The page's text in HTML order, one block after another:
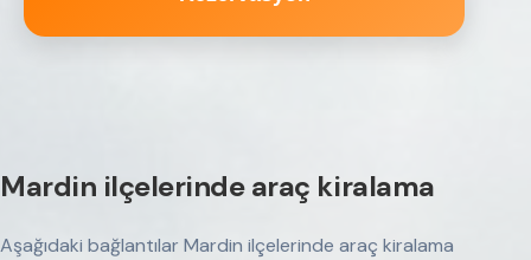
Mardin ilçelerinde araç kiralama
Aşağıdaki bağlantılar Mardin ilçelerinde araç kiralama